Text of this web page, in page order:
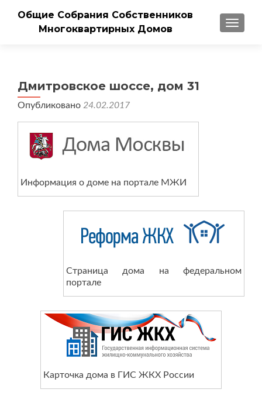
Общие Собрания Собственников
Многоквартирных Домов
Дмитровское шоссе, дом 31
Опубликовано 24.02.2017
Информация о доме на портале МЖИ
Страница дома на федеральном
портале
Карточка дома в ГИС ЖКХ России